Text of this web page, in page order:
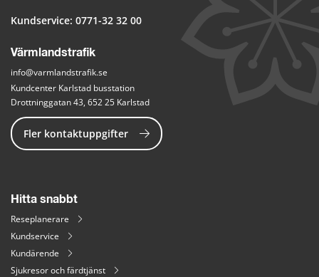
Kundservice: 0771-32 32 00
Värmlandstrafik
info@varmlandstrafik.se
Kundcenter Karlstad busstation
Drottninggatan 43, 652 25 Karlstad
Fler kontaktuppgifter
Hitta snabbt
Reseplanerare
Kundservice
Kundärende
Sjukresor och färdtjänst